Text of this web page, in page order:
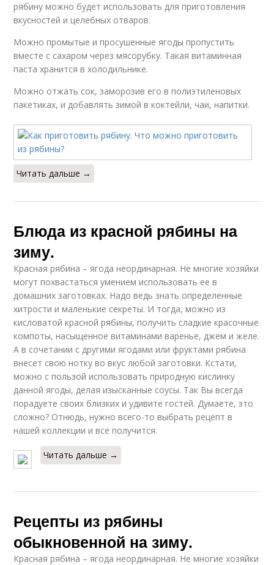
рябину можно будет использовать для приготовления
вкусностей и целебных отваров.
Можно промытые и просушенные ягоды пропустить
вместе с сахаром через мясорубку. Такая витаминная
паста хранится в холодильнике.
Можно отжать сок, заморозив его в полиэтиленовых
пакетиках, и добавлять зимой в коктейли, чаи, напитки.
Читать дальше →
Блюда из красной рябины на
зиму.
Красная рябина – ягода неординарная. Не многие хозяйки
могут похвастаться умением использовать ее в
домашних заготовках. Надо ведь знать определенные
хитрости и маленькие секреты. И тогда, можно из
кисловатой красной рябины, получить сладкие красочные
компоты, насыщенное витаминами варенье, джем и желе.
А в сочетании с другими ягодами или фруктами рябина
внесет свою нотку во вкус любой заготовки. Кстати,
можно с пользой использовать природную кислинку
данной ягоды, делая изысканные соусы. Так Вы всегда
порадуете своих близких и удивите гостей. Думаете, это
сложно? Отнюдь, нужно всего-то выбрать рецепт в
нашей коллекции и все получится.
Читать дальше →
Рецепты из рябины
обыкновенной на зиму.
Красная рябина – ягода неординарная. Не многие хозяйки